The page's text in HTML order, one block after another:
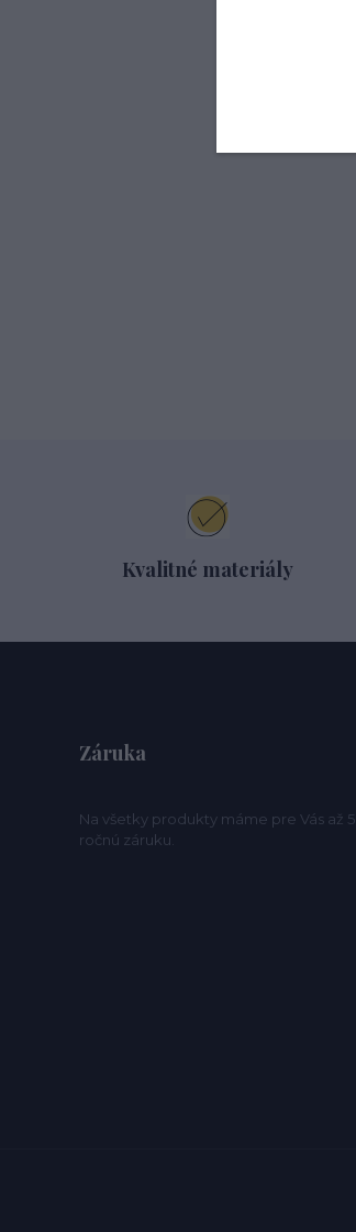
Kvalitné materiály
Záruka
Na všetky produkty máme pre Vás až 5
ročnú záruku.